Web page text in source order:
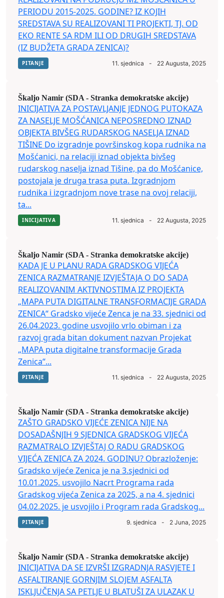
PERIODU 2015-2025. GODINE? IZ KOJIH
SREDSTAVA SU REALIZOVANI TI PROJEKTI, TJ. OD
EKO RENTE SA RDM ILI OD DRUGIH SREDSTAVA
(IZ BUDŽETA GRADA ZENICA)?
PITANJE 11. sjednica - 22 Augusta, 2025
Škaljo Namir (SDA - Stranka demokratske akcije)
INICIJATIVA ZA POSTAVLJANJE JEDNOG PUTOKAZA
ZA NASELJE MOŠĆANICA NEPOSREDNO IZNAD
OBJEKTA BIVŠEG RUDARSKOG NASELJA IZNAD
TIŠINE Do izgradnje površinskog kopa rudnika na
Mošćanici, na relaciji iznad objekta bivšeg
rudarskog naselja iznad Tišine, pa do Mošćanice,
postojala je druga trasa puta. Izgradnjom
rudnika i izgradnjom nove trase na ovoj relaciji,
ta...
INICIJATIVA 11. sjednica - 22 Augusta, 2025
Škaljo Namir (SDA - Stranka demokratske akcije)
KADA JE U PLANU RADA GRADSKOG VIJEĆA
ZENICA RAZMATRANJE IZVJEŠTAJA O DO SADA
REALIZOVANIM AKTIVNOSTIMA IZ PROJEKTA
„MAPA PUTA DIGITALNE TRANSFORMACIJE GRADA
ZENICA“ Gradsko vijeće Zenca je na 33. sjednici od
26.04.2023. godine usvojilo vrlo obiman i za
razvoj grada bitan dokument nazvan Projekat
„MAPA puta digitalne transformacije Grada
Zenica“...
PITANJE 11. sjednica - 22 Augusta, 2025
Škaljo Namir (SDA - Stranka demokratske akcije)
ZAŠTO GRADSKO VIJEĆE ZENICA NIJE NA
DOSADAŠNJIH 9 SJEDNICA GRADSKOG VIJEĆA
RAZMATRALO IZVJEŠTAJ O RADU GRADSKOG
VIJEĆA ZENICA ZA 2024. GODINU? Obrazloženje:
Gradsko vijeće Zenica je na 3.sjednici od
10.01.2025. usvojilo Nacrt Programa rada
Gradskog vijeća Zenica za 2025, a na 4. sjednici
04.02.2025. je usvojilo i Program rada Gradskog...
PITANJE 9. sjednica - 2 Juna, 2025
Škaljo Namir (SDA - Stranka demokratske akcije)
INICIJATIVA DA SE IZVRŠI IZGRADNJA RASVJETE I
ASFALTIRANJE GORNJIM SLOJEM ASFALTA
ISKLJUČENJA SA PETLJE U BLATUŠI ZA ULAZAK U